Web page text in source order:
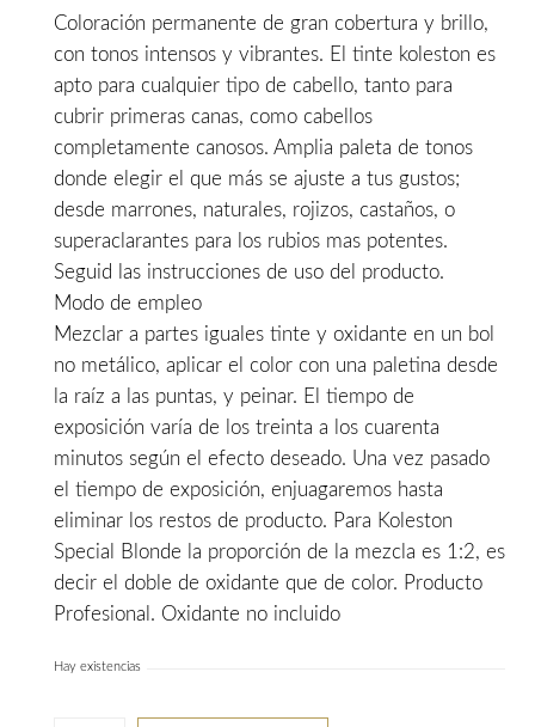
era:
13,90€.
es:
11,50€.
Coloración permanente de gran cobertura y brillo,
con tonos intensos y vibrantes. El tinte koleston es
apto para cualquier tipo de cabello, tanto para
cubrir primeras canas, como cabellos
completamente canosos. Amplia paleta de tonos
donde elegir el que más se ajuste a tus gustos;
desde marrones, naturales, rojizos, castaños, o
superaclarantes para los rubios mas potentes.
Seguid las instrucciones de uso del producto.
Modo de empleo
Mezclar a partes iguales tinte y oxidante en un bol
no metálico, aplicar el color con una paletina desde
la raíz a las puntas, y peinar. El tiempo de
exposición varía de los treinta a los cuarenta
minutos según el efecto deseado. Una vez pasado
el tiempo de exposición, enjuagaremos hasta
eliminar los restos de producto. Para Koleston
Special Blonde la proporción de la mezcla es 1:2, es
decir el doble de oxidante que de color. Producto
Profesional. Oxidante no incluido
Hay existencias